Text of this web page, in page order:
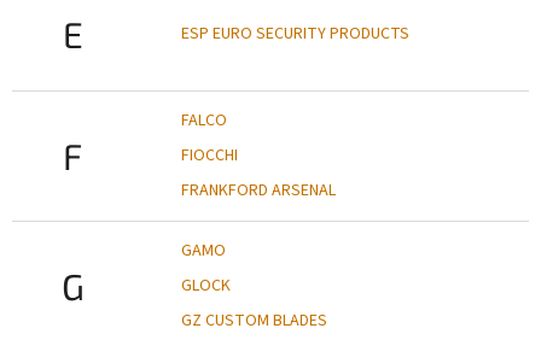
E ESP EURO SECURITY PRODUCTS
F
FALCO
FIOCCHI
FRANKFORD ARSENAL
G
GAMO
GLOCK
GZ CUSTOM BLADES